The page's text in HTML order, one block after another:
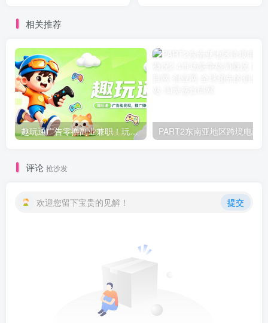
相关推荐
趣玩通广告零撸副业兼职！玩游戏看广告赚钱真实体验
评论 抢沙发
欢迎您留下宝贵的见解！ 提交